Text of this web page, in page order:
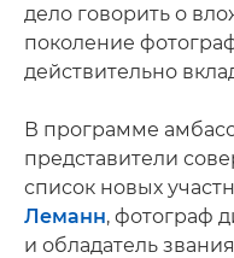
дело говорить о
поколение
действительно
В программе
представители
список новых
Леманн, фотограф
и обладатель